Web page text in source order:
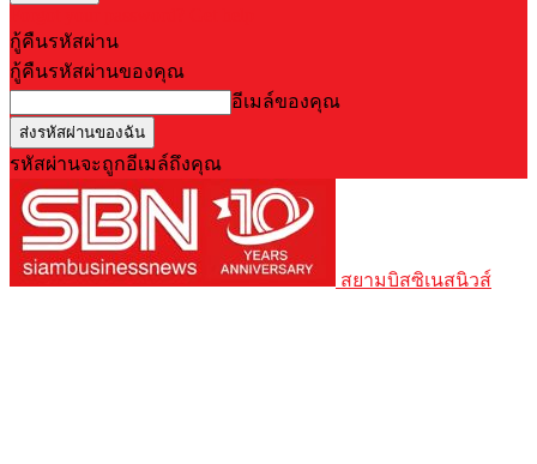
กู้คืนรหัสผ่าน
กู้คืนรหัสผ่านของคุณ
อีเมล์ของคุณ
รหัสผ่านจะถูกอีเมล์ถึงคุณ
สยามบิสซิเนสนิวส์